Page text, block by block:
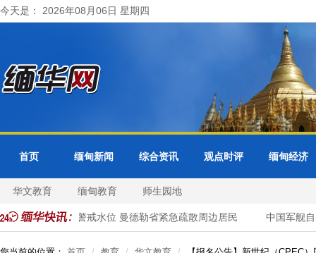
今天是： 2026年08月06日 星期四
首页 缅甸新闻 综合资讯 观点时评 缅甸经济
华文教育 缅甸教育 师生园地
色都基水库超警戒水位 曼德勒省紧急疏散周边居民 中国军舰自